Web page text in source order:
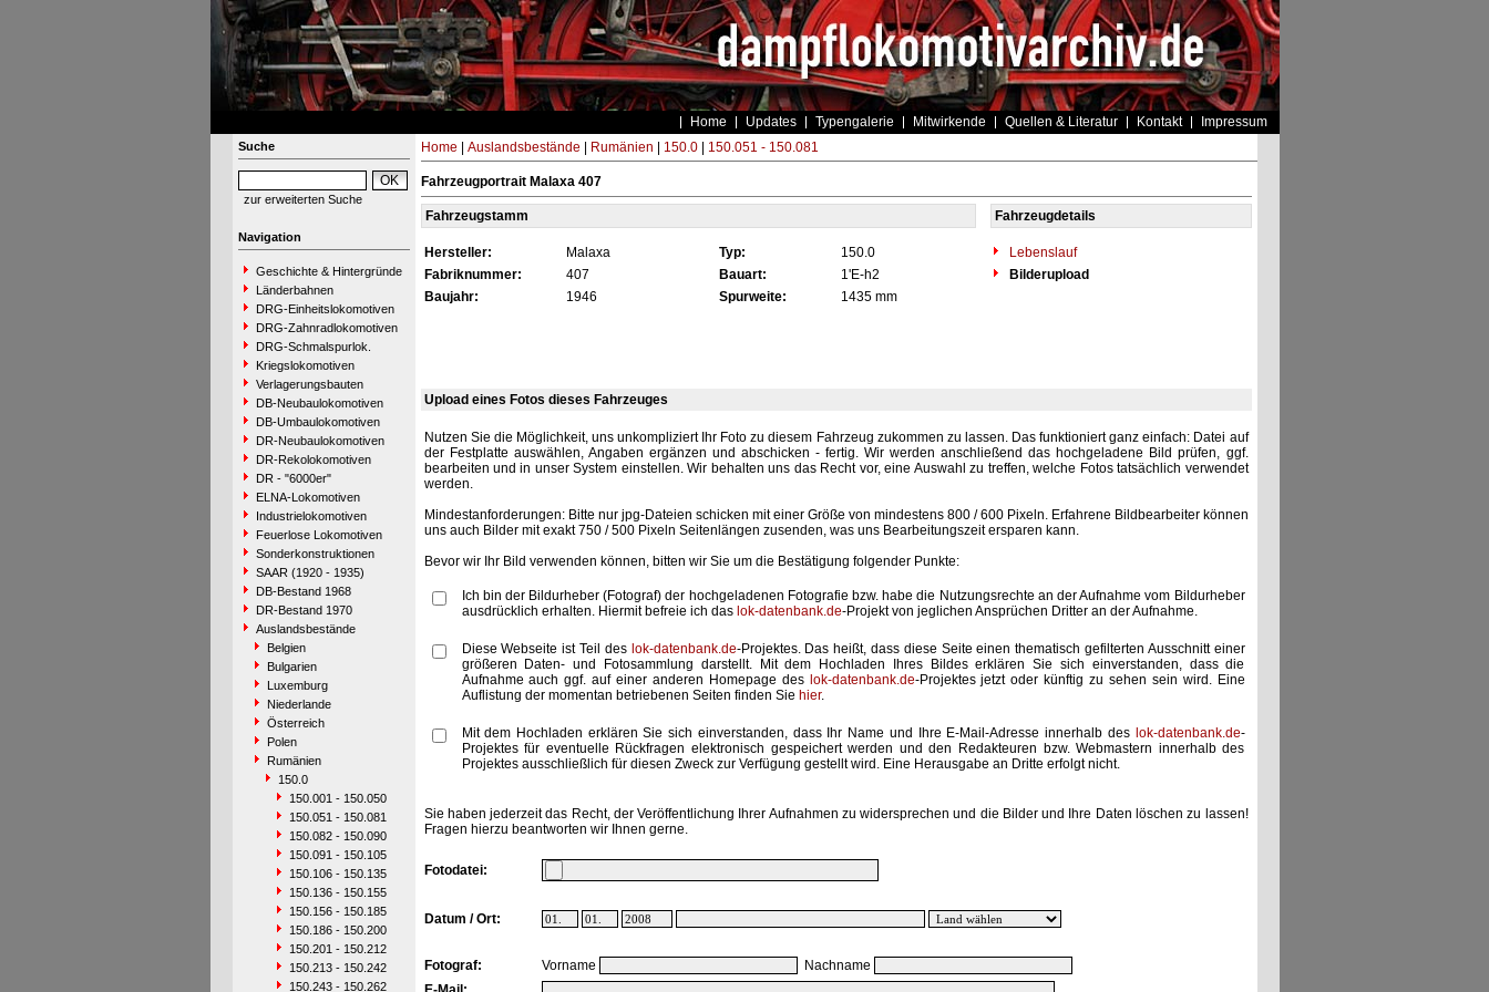
Home Updates Typengalerie Mitwirkende Quellen & Literatur Kontakt Impressum
Suche
zur erweiterten Suche
Navigation
Geschichte & Hintergründe
Länderbahnen
DRG-Einheitslokomotiven
DRG-Zahnradlokomotiven
DRG-Schmalspurlok.
Kriegslokomotiven
Verlagerungsbauten
DB-Neubaulokomotiven
DB-Umbaulokomotiven
DR-Neubaulokomotiven
DR-Rekolokomotiven
DR - "6000er"
ELNA-Lokomotiven
Industrielokomotiven
Feuerlose Lokomotiven
Sonderkonstruktionen
SAAR (1920 - 1935)
DB-Bestand 1968
DR-Bestand 1970
Auslandsbestände
Belgien
Bulgarien
Luxemburg
Niederlande
Österreich
Polen
Rumänien
150.0
150.001 - 150.050
150.051 - 150.081
150.082 - 150.090
150.091 - 150.105
150.106 - 150.135
150.136 - 150.155
150.156 - 150.185
150.186 - 150.200
150.201 - 150.212
150.213 - 150.242
150.243 - 150.262
Home Auslandsbestände Rumänien 150.0| 150.051 - 150.081
Fahrzeugportrait Malaxa 407
Fahrzeugstamm Fahrzeugdetails
Hersteller: Malaxa Typ: 150.0
Lebenslauf
Fabriknummer:
407 Bauart: 1'E-h2
Bilderupload
Baujahr:
1946 Spurweite: 1435 mm
Upload eines Fotos dieses Fahrzeuges
Nutzen Sie die Möglichkeit, uns unkompliziert Ihr Foto zu diesem Fahrzeug zukommen zu lassen. Das funktioniert ganz einfach: Datei auf
der Festplatte auswählen, Angaben ergänzen und abschicken - fertig. Wir werden anschließend das hochgeladene Bild prüfen, ggf.
bearbeiten und in unser System einstellen. Wir behalten uns das Recht vor, eine Auswahl zu treffen, welche Fotos tatsächlich verwendet
werden.
Mindestanforderungen: Bitte nur jpg-Dateien schicken mit einer Größe von mindestens 800 / 600 Pixeln. Erfahrene Bildbearbeiter können
uns auch Bilder mit exakt 750 / 500 Pixeln Seitenlängen zusenden, was uns Bearbeitungszeit ersparen kann.
Bevor wir Ihr Bild verwenden können, bitten wir Sie um die Bestätigung folgender Punkte:
Ich bin der Bildurheber (Fotograf) der hochgeladenen Fotografie bzw. habe die Nutzungsrechte an der Aufnahme vom Bildurheber
ausdrücklich erhalten. Hiermit befreie ich das lok-datenbank.de-Projekt von jeglichen Ansprüchen Dritter an der Aufnahme.
Diese Webseite ist Teil des lok-datenbank.de-Projektes. Das heißt, dass diese Seite einen thematisch gefilterten Ausschnitt einer
größeren Daten- und Fotosammlung darstellt. Mit dem Hochladen Ihres Bildes erklären Sie sich einverstanden, dass die
Aufnahme auch ggf. auf einer anderen Homepage des lok-datenbank.de-Projektes jetzt oder künftig zu sehen sein wird. Eine
Auflistung der momentan betriebenen Seiten finden Sie hier.
Mit dem Hochladen erklären Sie sich einverstanden, dass Ihr Name und Ihre E-Mail-Adresse innerhalb des lok-datenbank.de-
Projektes für eventuelle Rückfragen elektronisch gespeichert werden und den Redakteuren bzw. Webmastern innerhalb des
Projektes ausschließlich für diesen Zweck zur Verfügung gestellt wird. Eine Herausgabe an Dritte erfolgt nicht.
Sie haben jederzeit das Recht, der Veröffentlichung Ihrer Aufnahmen zu widersprechen und die Bilder und Ihre Daten löschen zu lassen!
Fragen hierzu beantworten wir Ihnen gerne.
Fotodatei:
Datum / Ort:
Fotograf: Vorname
Nachname